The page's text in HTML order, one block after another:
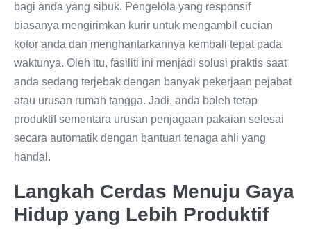
bagi anda yang sibuk. Pengelola yang responsif
biasanya mengirimkan kurir untuk mengambil cucian
kotor anda dan menghantarkannya kembali tepat pada
waktunya. Oleh itu, fasiliti ini menjadi solusi praktis saat
anda sedang terjebak dengan banyak pekerjaan pejabat
atau urusan rumah tangga. Jadi, anda boleh tetap
produktif sementara urusan penjagaan pakaian selesai
secara automatik dengan bantuan tenaga ahli yang
handal.
Langkah Cerdas Menuju Gaya
Hidup yang Lebih Produktif